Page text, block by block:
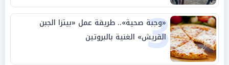
3
«وجبة صحية».. طريقة عمل «بيتزا الجبن
القريش» الغنية بالبروتين